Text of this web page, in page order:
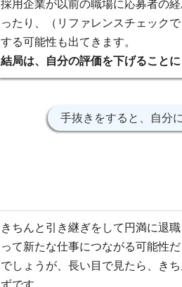
採用企業が以前の職場に応募者の
ったり、（リファレンスチェック
する可能性も出てきます。
結局は、自分の評価を下げることに
手抜きをすると、自分
きちんと引き継ぎをして円満に退
って新たな仕事につながる可能性
でしょうが、長い目で見たら、き
ずです。